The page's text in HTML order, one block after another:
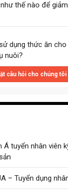
thế nào để
dụng thức ăn
nuôi?
câu hỏi cho chúng tôi
Á tuyển nhân viên
– Tuyển dụng